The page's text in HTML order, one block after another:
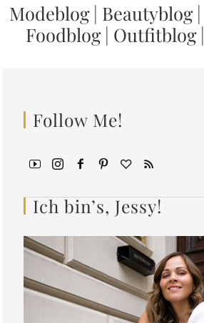
Modeblog| Beautyblog|
Foodblog| Outfitblog|
Follow Me!
Ich bin’s, Jessy!